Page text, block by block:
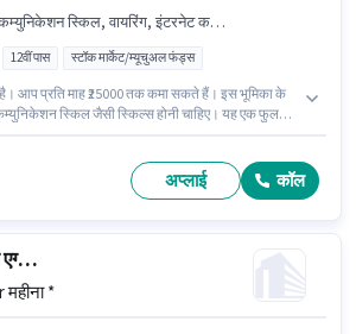
स्किल, वायरिंग, इंटरनेट कनेक्शन, बैंक अकाउंट, PAN कार्ड
12वीं पास स्टॉक मार्केट/म्यूचुअल फंड्स
आप प्रति माह ₹25000 तक कमा सकते हैं। इस भूमिका के
स्किल जैसी स्किल्स होनी चाहिए। यह एक फुल
टेलीसेल्स / टेलीमार्केटिंग श्रेणी में टेलीसेल्स पद के लिए
इस जॉब के लिए इंटरनेट कनेक्शन का उपलब्ध होना
अप्लाई कॉल
टेलीसेल्स टेलीकॉलिंग एग्जीक्यूटिव
महीना *